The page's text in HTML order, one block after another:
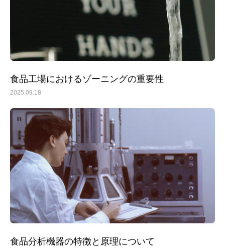
食品工場におけるゾーニングの重要性
2025.09.18
食品分析機器の特徴と原理について